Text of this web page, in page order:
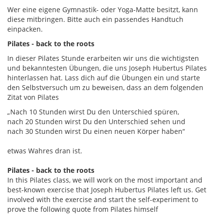
Wer eine eigene Gymnastik- oder Yoga-Matte besitzt, kann
diese mitbringen. Bitte auch ein passendes Handtuch
einpacken.
Pilates - back to the roots
In dieser Pilates Stunde erarbeiten wir uns die wichtigsten
und bekanntesten Übungen, die uns Joseph Hubertus Pilates
hinterlassen hat. Lass dich auf die Übungen ein und starte
den Selbstversuch um zu beweisen, dass an dem folgenden
Zitat von Pilates
„Nach 10 Stunden wirst Du den Unterschied spüren,
nach 20 Stunden wirst Du den Unterschied sehen und
nach 30 Stunden wirst Du einen neuen Körper haben“
etwas Wahres dran ist.
Pilates - back to the roots
In this Pilates class, we will work on the most important and
best-known exercise that Joseph Hubertus
involved with the exercise and start the self-experiment to
prove the following quote from Pilates himself